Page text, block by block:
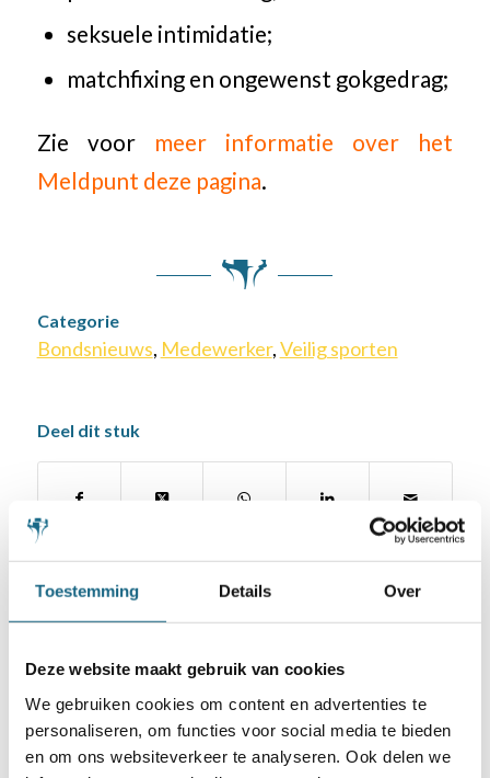
Toestemming Details Over
Deze website maakt gebruik van cookies
We gebruiken cookies om content en advertenties te
personaliseren, om functies voor social media te bieden
en om ons websiteverkeer te analyseren. Ook delen we
seksuele intimidatie;
matchfixing en ongewenst gokgedrag;
Zie voor meer informatie over het
Meldpunt deze pagina.
Categorie
Bondsnieuws, Medewerker,Veilig sporten
Deel dit stuk
Schaakbond.nl wordt mede mogelijk
gemaakt door: